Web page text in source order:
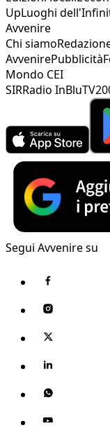
UpLuoghi
Avvenire
Chi siamo
AvvenirePubblicità
Mondo CEI
SIRRadio InBlu
Segui Avvenire su